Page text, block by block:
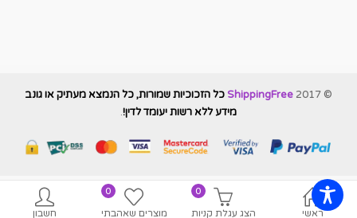
ראשי
0
הצג עגלת קניות
0
מוצרים שאהבתי
חשבון
© 2017
ShippingFreeכל הזכוכיות שמורות, כל הנמצא מעתיק או גונב
מידע ללא רשות יעומד לדין!.